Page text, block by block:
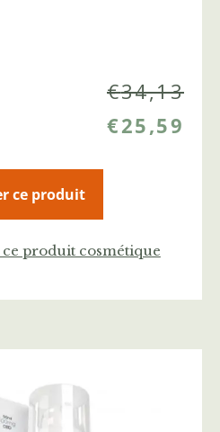
€34,13
€25,59
ce produit
produit cosmétique